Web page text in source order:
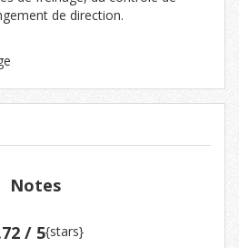
de direction.
Notes
/ 5{stars}